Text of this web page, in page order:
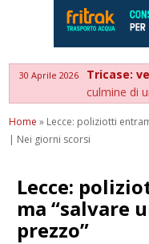
30 Aprile 2026 Tricase:
culmine di
Home » Lecce: poliziotti
| Nei giorni scorsi
Lecce:
ma “salvare
prezzo”